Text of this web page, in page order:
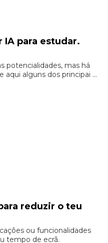
IA para estudar.
potencialidades, mas há
aqui alguns dos principai ...
reduzir o teu
ou funcionalidades
tempo de ecrã.